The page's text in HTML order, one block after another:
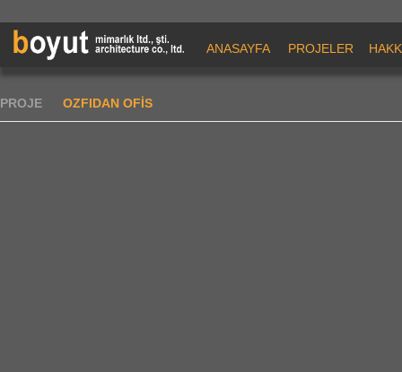
ANASAYFA PROJELER
PROJE OZFIDAN OFİS